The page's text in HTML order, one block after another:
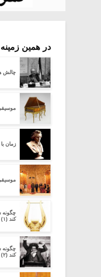
در همین
چالش
زمان
چگونه
کند (۱)
چگونه
کند (۲)